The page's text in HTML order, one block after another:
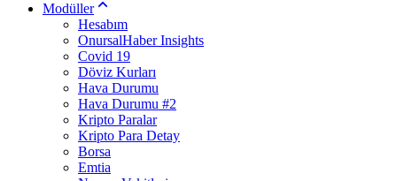
Modüller
Hesabım
OnursalHaber Insights
Covid 19
Döviz Kurları
Hava Durumu
Hava Durumu #2
Kripto Paralar
Kripto Para Detay
Borsa
Emtia